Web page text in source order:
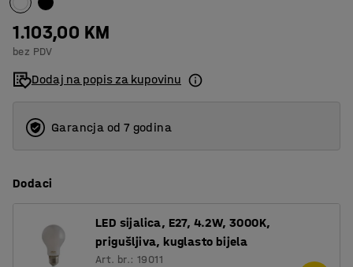
1.103,00 KM
bez PDV
Dodaj na popis za kupovinu
Garancja od 7 godina
Dodaci
LED sijalica, E27, 4.2W, 3000K,
prigušljiva, kuglasto bijela
Art. br.: 19011